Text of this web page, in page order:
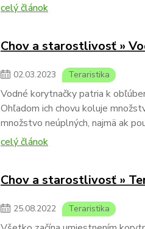
celý článok
Chov a starostlivosť »
02.03.2023 Teraristika
Vodné korytnačky patria k
Ohľadom ich chovu koluje
množstvo neúplných, najmä ak
celý článok
Chov a starostlivosť »
25.08.2022 Teraristika